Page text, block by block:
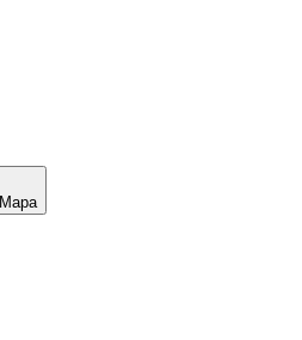
Mapa